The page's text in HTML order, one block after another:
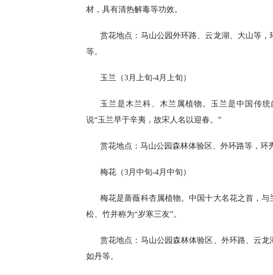
材，具有清热解毒等功效。
赏花地点：马山公园外环路、云龙湖、大山等
等。
玉兰（3月上旬-4月上旬）
玉兰是木兰科、木兰属植物。玉兰是中国传
说“玉兰早于辛夷，故宋人名以迎春。”
赏花地点：马山公园森林体验区、外环路等，环
梅花（3月中旬-4月中旬）
梅花是蔷薇科杏属植物。中国十大名花之首，
松、竹并称为“岁寒三友”。
赏花地点：马山公园森林体验区、外环路、云龙
如丹等。